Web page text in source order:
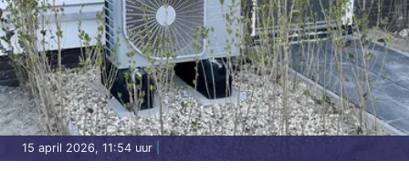
15 april 2026, 11:54 uur